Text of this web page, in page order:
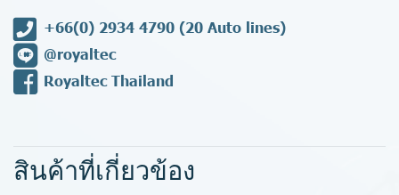
+66(0) 2934 4790 (20 Auto lines)
@royaltec
Royaltec Thailand
สินค้าที่เกี่ยวข้อง